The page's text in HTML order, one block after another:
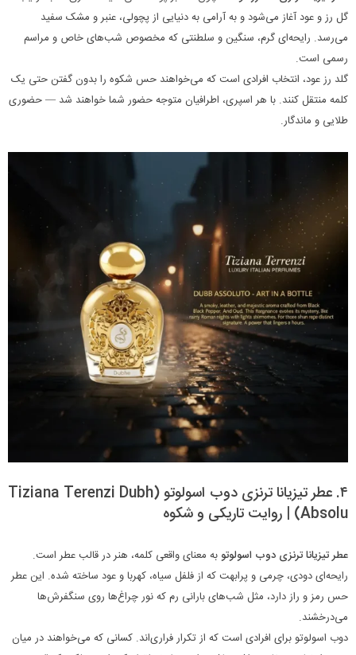
گل رز و عود آغاز می‌شود و به آرامی به دنیایی از پچولی، عنبر و مشک سفید
می‌رسد. رایحه‌ای گرم، سنگین و سلطنتی که مخصوص شب‌های خاص و مراسم
رسمی است.
گلد رز عود، انتخاب افرادی است که می‌خواهند حس شکوه را بدون گفتن حتی یک
کلمه منتقل کنند. با هر اسپری، اطرافیان متوجه حضور شما خواهند شد — حضوری
طلایی و ماندگار.
۴. عطر تیزیانا ترنزی دوب اسولوتو (Tiziana Terenzi Dubh
Absolu) | روایت تاریکی و شکوه
عطر تیزیانا ترنزی دوب اسولوتوبه معنای واقعی کلمه، هنر در قالب عطر است.
رایحه‌ای دودی، چرمی و پرابهت که از فلفل سیاه، کهربا و عود ساخته شده. این عطر
حس رمز و راز دارد، مثل شب‌های بارانی رم که نور چراغ‌ها روی سنگفرش‌ها
می‌درخشند.
دوب اسولوتو برای افرادی است که از تکرار فراری‌اند. کسانی که می‌خواهند در میان